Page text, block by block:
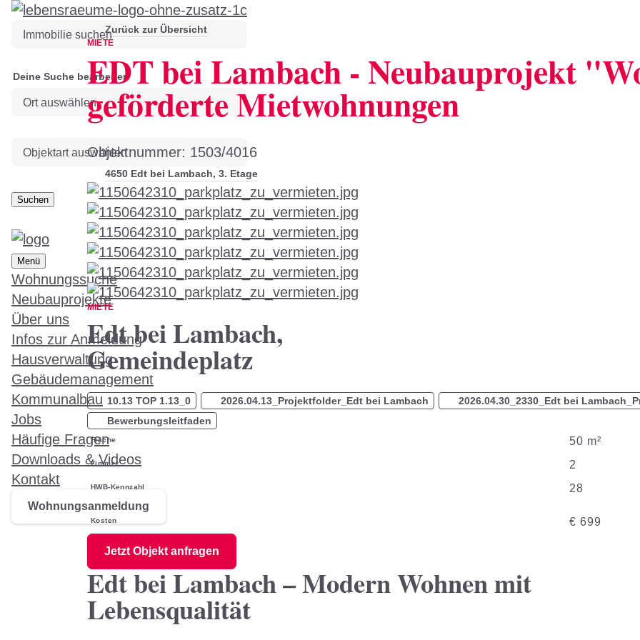
Deine Suche bearbeiten
Suchen
Menü
Wohnungssuche
Neubauprojekte
Über uns
Infos zur Anmeldung
Hausverwaltung
Gebäudemanagement
Kommunalbau
Jobs
Häufige Fragen
Downloads & Videos
Kontakt
Wohnungsanmeldung
Zurück zur Übersicht
MIETE
EDT bei Lambach - Neubauprojekt
geförderte Mietwohnungen
Objektnummer: 1503/4016
4650 Edt bei Lambach, 3. Etage
MIETE
Edt bei Lambach,
Gemeindeplatz
10.13 TOP 1.13_0 2026.04.13_Projektfolder_Edt bei Lambach
2026.04.30_2330_Edt bei
Bewerbungsleitfaden
Fläche 50 m²
Zimmer 2
HWB-Kennzahl 28
Kosten €699
Jetzt Objekt anfragen
Edt bei Lambach – Modern Wohnen mit
Lebensqualität